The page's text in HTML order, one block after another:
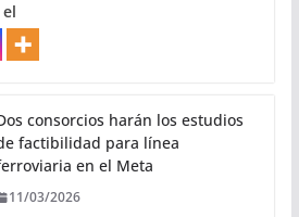
consorcios harán los estudios
factibilidad para línea
en el Meta
11/03/2026